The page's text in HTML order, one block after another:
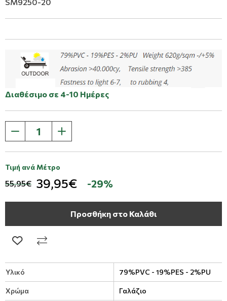
Διαθέσιμο σε 4-10 Ημέρες
Τιμή ανά Μέτρο
55,95€ 39,95€ -29%
Προσθήκη στο Καλάθι
Υλικό 79%PVC - 19%PES - 2%PU
Χρώμα Γαλάζιο